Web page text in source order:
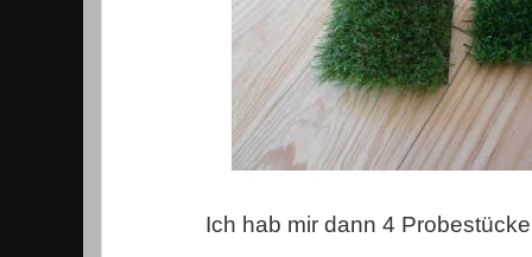
Ich hab mir dann 4